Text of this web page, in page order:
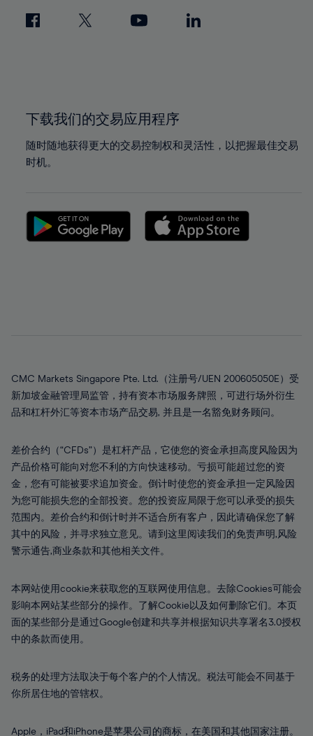
下载我们的交易应用程序
随时随地获得更大的交易控制权和灵活性，以把握最佳交易
时机。
CMC Markets Singapore Pte. Ltd.（注册号/UEN 200605050E）受
新加坡金融管理局监管，持有资本市场服务牌照，可进行场外衍生
品和杠杆外汇等资本市场产品交易, 并且是一名豁免财务顾问。
差价合约（“CFDs”）是杠杆产品，它使您的资金承担高度风险因为
产品价格可能向对您不利的方向快速移动。亏损可能超过您的资
金，您有可能被要求追加资金。倒计时使您的资金承担一定风险因
为您可能损失您的全部投资。您的投资应局限于您可以承受的损失
范围内。差价合约和倒计时并不适合所有客户，因此请确保您了解
其中的风险，并寻求独立意见。请到这里阅读我们的免责声明,风险
警示通告,商业条款和其他相关文件。
本网站使用cookie来获取您的互联网使用信息。去除Cookies可能会
影响本网站某些部分的操作。了解Cookie以及如何删除它们。本页
面的某些部分是通过Google创建和共享并根据知识共享署名3.0授权
中的条款而使用。
税务的处理方法取决于每个客户的个人情况。税法可能会不同基于
你所居住地的管辖权。
Apple，iPad和iPhone是苹果公司的商标，在美国和其他国家注册。